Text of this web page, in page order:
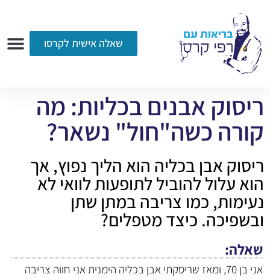
שאלה אישית לקרסו
ריסוק אבנים בכליות: מה
קורה כשה"חול" נשאר?
ריסוק אבן בכליה הוא הליך נפוץ, אך
הוא עלול להוביל לתופעות לוואי לא
נעימות, כמו צריבה במתן שתן
ובשפיכה. כיצד מטפלים?
שאלה
אני בן 70, ומאז שריסקתי אבן בכליה הימנית אני חווה צריבה